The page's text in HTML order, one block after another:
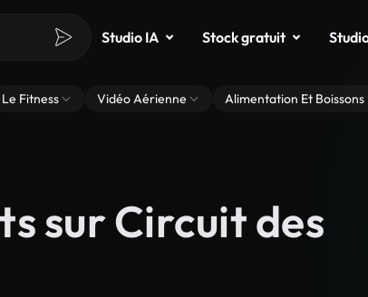
Studio IA Stock gratuit
Le Fitness Vidéo Aérienne Alimentation Et Boissons
sur Circuit des